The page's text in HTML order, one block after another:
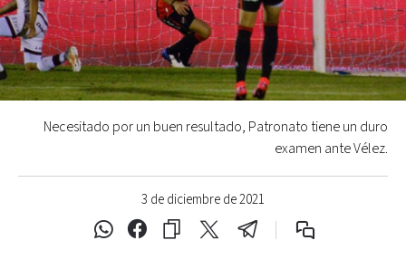
3 de diciembre de 2021
Necesitado por un buen resultado, Patronato tiene un duro
examen ante Vélez.